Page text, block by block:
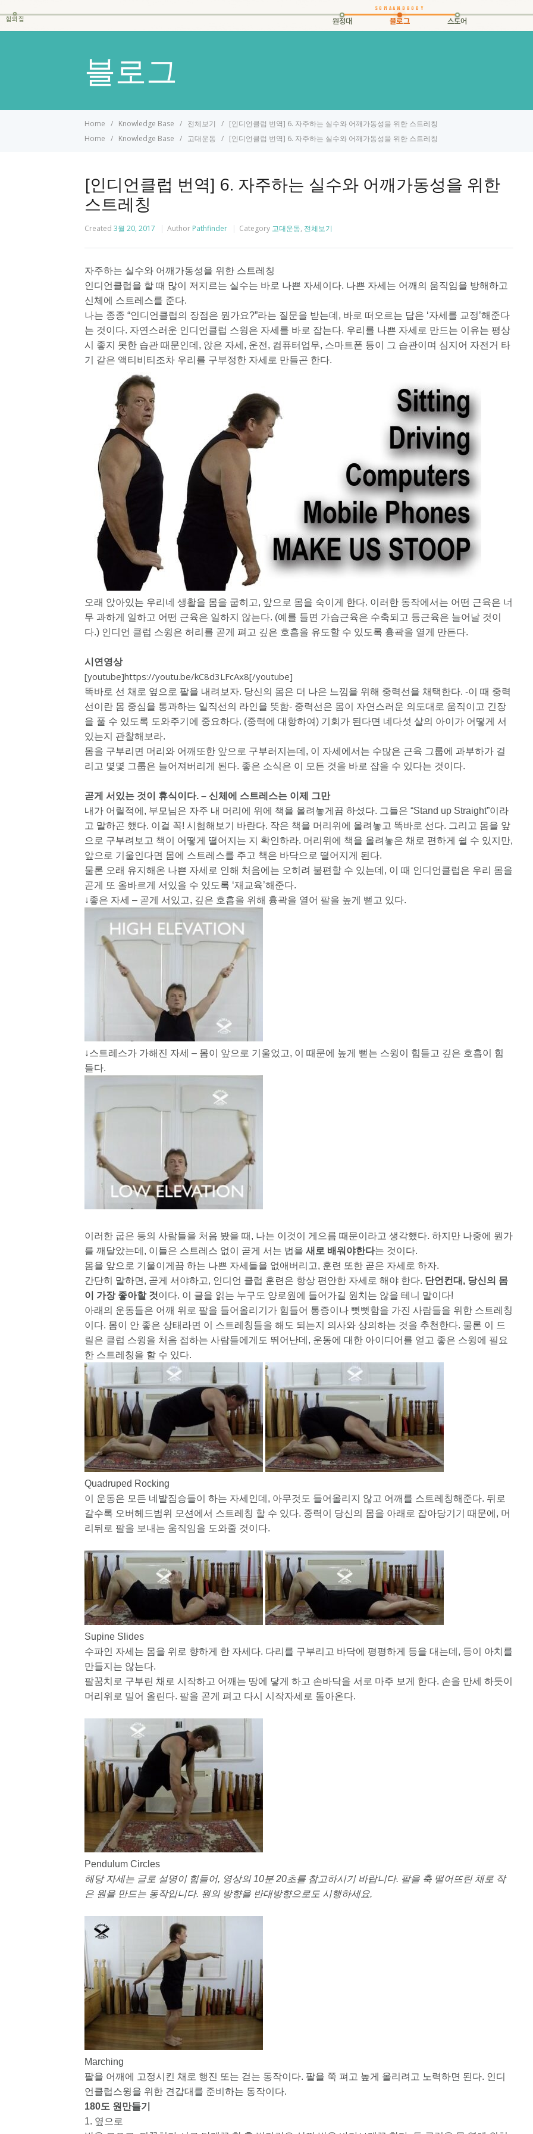
힘의집 원정대 블로그 스토어
블로그
Home Knowledge Base 전체보기
[인디언클럽 번역] 6. 자주하는 실수와 어깨가동성을 위한 스트레칭
Home
Knowledge Base 고대운동 [인디언클럽 번역] 6. 자주하는 실수와 어깨가동성을 위한 스트레칭
[인디언클럽 번역] 6. 자주하는 실수와 어깨가동성을 위한
스트레칭
Created 3월 20, 2017 Author Pathfinder Category 고대운동, 전체보기
자주하는 실수와 어깨가동성을 위한 스트레칭
인디언클럽을 할 때 많이 저지르는 실수는 바로 나쁜 자세이다. 나쁜 자세는 어깨의 움직임을 방해하고
신체에 스트레스를 준다.
나는 종종 “인디언클럽의 장점은 뭔가요?”라는 질문을 받는데, 바로 떠오르는 답은 ‘자세를 교정’해준다
는 것이다. 자연스러운 인디언클럽 스윙은 자세를 바로 잡는다. 우리를 나쁜 자세로 만드는 이유는 평상
시 좋지 못한 습관 때문인데, 앉은 자세, 운전, 컴퓨터업무, 스마트폰 등이 그 습관이며 심지어 자전거 타
기 같은 액티비티조차 우리를 구부정한 자세로 만들곤 한다.
오래 앉아있는 우리네 생활을 몸을 굽히고, 앞으로 몸을 숙이게 한다. 이러한 동작에서는 어떤 근육은 너
무 과하게 일하고 어떤 근육은 일하지 않는다. (예를 들면 가슴근육은 수축되고 등근육은 늘어날 것이
다.) 인디언 클럽 스윙은 허리를 곧게 펴고 깊은 호흡을 유도할 수 있도록 흉곽을 열게 만든다.
시연영상
[youtube]https://youtu.be/kC8d3LFcAx8[/youtube]
똑바로 선 채로 옆으로 팔을 내려보자. 당신의 몸은 더 나은 느낌을 위해 중력선을 채택한다. -이 때 중력
선이란 몸 중심을 통과하는 일직선의 라인을 뜻함- 중력선은 몸이 자연스러운 의도대로 움직이고 긴장
을 풀 수 있도록 도와주기에 중요하다. (중력에 대항하여) 기회가 된다면 네다섯 살의 아이가 어떻게 서
있는지 관찰해보라.
몸을 구부리면 머리와 어깨또한 앞으로 구부러지는데, 이 자세에서는 수많은 근육 그룹에 과부하가 걸
리고 몇몇 그룹은 늘어져버리게 된다. 좋은 소식은 이 모든 것을 바로 잡을 수 있다는 것이다.
곧게 서있는 것이 휴식이다. – 신체에 스트레스는 이제 그만
내가 어릴적에, 부모님은 자주 내 머리에 위에 책을 올려놓게끔 하셨다. 그들은 “Stand up Straight”이라
고 말하곤 했다. 이걸 꼭! 시험해보기 바란다. 작은 책을 머리위에 올려놓고 똑바로 선다. 그리고 몸을 앞
으로 구부려보고 책이 어떻게 떨어지는 지 확인하라. 머리위에 책을 올려놓은 채로 편하게 쉴 수 있지만,
앞으로 기울인다면 몸에 스트레스를 주고 책은 바닥으로 떨어지게 된다.
물론 오래 유지해온 나쁜 자세로 인해 처음에는 오히려 불편할 수 있는데, 이 때 인디언클럽은 우리 몸을
곧게 또 올바르게 서있을 수 있도록 ‘재교육’해준다.
↓좋은 자세 – 곧게 서있고, 깊은 호흡을 위해 흉곽을 열어 팔을 높게 뻗고 있다.
↓스트레스가 가해진 자세 – 몸이 앞으로 기울었고, 이 때문에 높게 뻗는 스윙이 힘들고 깊은 호흡이 힘
들다.
이러한 굽은 등의 사람들을 처음 봤을 때, 나는 이것이 게으름 때문이라고 생각했다. 하지만 나중에 뭔가
를 깨달았는데, 이들은 스트레스 없이 곧게 서는 법을 새로 배워야한다는 것이다.
몸을 앞으로 기울이게끔 하는 나쁜 자세들을 없애버리고, 훈련 또한 곧은 자세로 하자.
간단히 말하면, 곧게 서야하고, 인디언 클럽 훈련은 항상 편안한 자세로 해야 한다. 단언컨대, 당신의 몸
이 가장 좋아할 것이다. 이 글을 읽는 누구도 양로원에 들어가길 원치는 않을 테니 말이다!
아래의 운동들은 어깨 위로 팔을 들어올리기가 힘들어 통증이나 뻣뻣함을 가진 사람들을 위한 스트레칭
이다. 몸이 안 좋은 상태라면 이 스트레칭들을 해도 되는지 의사와 상의하는 것을 추천한다. 물론 이 드
릴은 클럽 스윙을 처음 접하는 사람들에게도 뛰어난데, 운동에 대한 아이디어를 얻고 좋은 스윙에 필요
한 스트레칭을 할 수 있다.
Quadruped Rocking
이 운동은 모든 네발짐승들이 하는 자세인데, 아무것도 들어올리지 않고 어깨를 스트레칭해준다. 뒤로
갈수록 오버헤드범위 모션에서 스트레칭 할 수 있다. 중력이 당신의 몸을 아래로 잡아당기기 때문에, 머
리뒤로 팔을 보내는 움직임을 도와줄 것이다.
Supine Slides
수파인 자세는 몸을 위로 향하게 한 자세다. 다리를 구부리고 바닥에 평평하게 등을 대는데, 등이 아치를
만들지는 않는다.
팔꿈치로 구부린 채로 시작하고 어깨는 땅에 닿게 하고 손바닥을 서로 마주 보게 한다. 손을 만세 하듯이
머리위로 밀어 올린다. 팔을 곧게 펴고 다시 시작자세로 돌아온다.
Pendulum Circles
해당 자세는 글로 설명이 힘들어, 영상의 10분 20초를 참고하시기 바랍니다. 팔을 축 떨어뜨린 채로 작
은 원을 만드는 동작입니다. 원의 방향을 반대방향으로도 시행하세요,
Marching
팔을 어깨에 고정시킨 채로 행진 또는 걷는 동작이다. 팔을 쭉 펴고 높게 올리려고 노력하면 된다. 인디
언클럽스윙을 위한 견갑대를 준비하는 동작이다.
180도 원만들기
1. 옆으로